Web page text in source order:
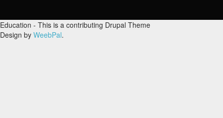
Education - This is a contributing Drupal Theme
Design by WeebPal.